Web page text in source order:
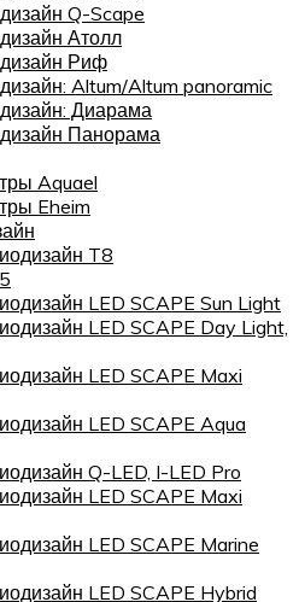
Q-Scape
Атолл
Риф
Altum/Altum panoramic
Диарама
Панорама
Aquael
Eheim
T8
LED SCAPE Sun Light
LED SCAPE Day Light,
LED SCAPE Maxi
LED SCAPE Aqua
Q-LED, I-LED Pro
LED SCAPE Maxi
LED SCAPE Marine
LED SCAPE Hybrid